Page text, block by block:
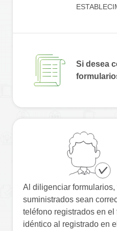
Si desea
Al diligenciar
suministrados sean
teléfono registrados en
idéntico al registrado en